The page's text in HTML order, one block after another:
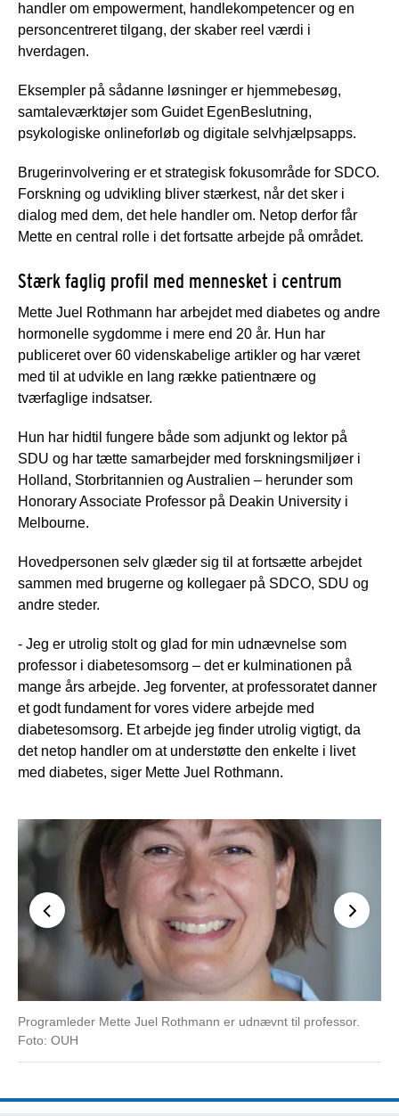
handler om empowerment, handlekompetencer og en
personcentreret tilgang, der skaber reel værdi i
hverdagen.
Eksempler på sådanne løsninger er hjemmebesøg,
samtaleværktøjer som Guidet EgenBeslutning,
psykologiske onlineforløb og digitale selvhjælpsapps.
Brugerinvolvering er et strategisk fokusområde for SDCO.
Forskning og udvikling bliver stærkest, når det sker i
dialog med dem, det hele handler om. Netop derfor får
Mette en central rolle i det fortsatte arbejde på området.
Stærk faglig profil med mennesket i centrum
Mette Juel Rothmann har arbejdet med diabetes og andre
hormonelle sygdomme i mere end 20 år. Hun har
publiceret over 60 videnskabelige artikler og har været
med til at udvikle en lang række patientnære og
tværfaglige indsatser.
Hun har hidtil fungere både som adjunkt og lektor på
SDU og har tætte samarbejder med forskningsmiljøer i
Holland, Storbritannien og Australien – herunder som
Honorary Associate Professor på Deakin University i
Melbourne.
Hovedpersonen selv glæder sig til at fortsætte arbejdet
sammen med brugerne og kollegaer på SDCO, SDU og
andre steder.
- Jeg er utrolig stolt og glad for min udnævnelse som
professor i diabetesomsorg – det er kulminationen på
mange års arbejde. Jeg forventer, at professoratet danner
et godt fundament for vores videre arbejde med
diabetesomsorg. Et arbejde jeg finder utrolig vigtigt, da
det netop handler om at understøtte den enkelte i livet
med diabetes, siger Mette Juel Rothmann.
Programleder Mette Juel Rothmann er udnævnt til professor.
Foto: OUH